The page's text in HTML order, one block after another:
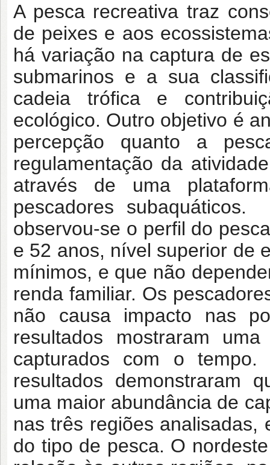
A pesca recreativa traz
de peixes e aos
há variação na captura de
submarinos e a sua
cadeia trófica e
ecológico. Outro objetivo é
percepção quanto a
regulamentação da
através de uma
pescadores
observou-se o perfil do
e 52 anos, nível superior de
mínimos, e que não
renda familiar. Os
não causa impacto nas
resultados mostraram
capturados com o
resultados demonstraram
uma maior abundância de
nas três regiões analisadas,
do tipo de pesca. O